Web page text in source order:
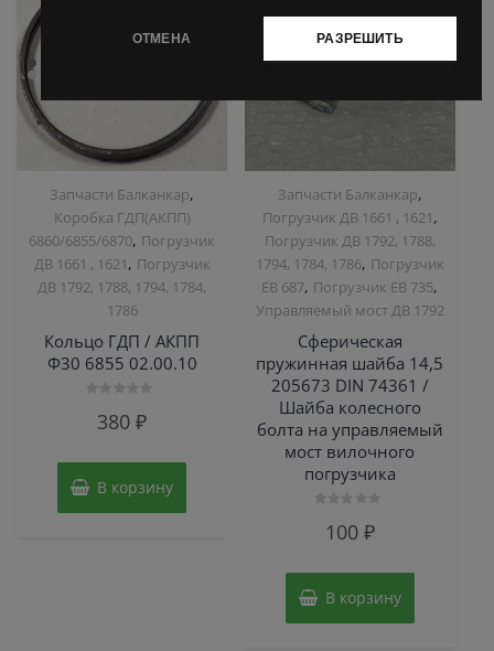
ОТМЕНА РАЗРЕШИТЬ
Запчасти Балканкар,
Коробка ГДП(АКПП)
6860/6855/6870, Погрузчик
ДВ 1661 , 1621, Погрузчик
ДВ 1792, 1788, 1794, 1784,
1786
Кольцо ГДП / АКПП
Ф30 6855 02.00.10
380₽
В корзину
Запчасти Балканкар,
Погрузчик ДВ 1661 , 1621,
Погрузчик ДВ 1792, 1788,
1794, 1784, 1786, Погрузчик
ЕВ 687, Погрузчик ЕВ 735,
Управляемый мост ДВ 1792
Сферическая
пружинная шайба 14,5
205673 DIN 74361 /
Шайба колесного
болта на управляемый
мост вилочного
погрузчика
100 ₽
В корзину